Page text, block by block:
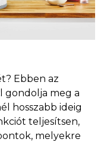
Ebben az
gondolja meg a
hosszabb ideig
teljesítsen,
melyekre